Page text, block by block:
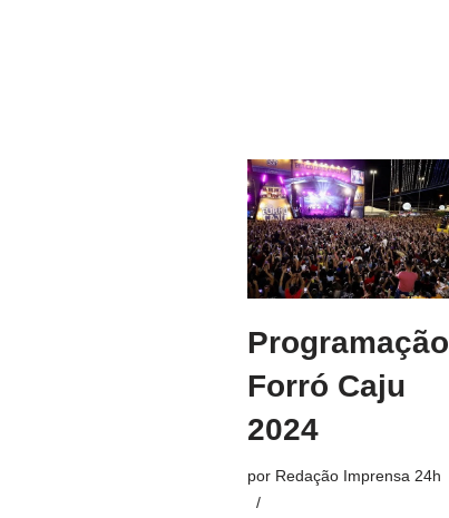
Programação
Forró Caju
2024
por Redação Imprensa 24h